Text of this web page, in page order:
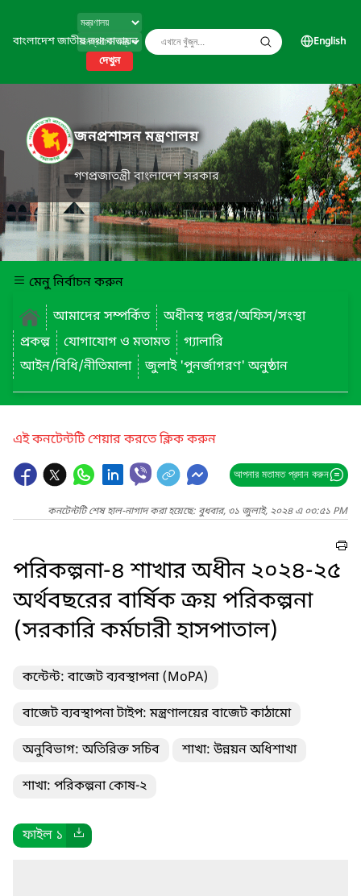
বাংলাদেশ জাতীয় তথ্য বাতায়ন
দেখুন
English
জনপ্রশাসন মন্ত্রণালয়
গণপ্রজাতন্ত্রী বাংলাদেশ সরকার
মেনু নির্বাচন করুন
আমাদের সম্পর্কিত
অধীনস্থ দপ্তর/অফিস/সংস্থা
প্রকল্প
যোগাযোগ ও মতামত
গ্যালারি
আইন/বিধি/নীতিমালা
জুলাই 'পুনর্জাগরণ' অনুষ্ঠান
এই কনটেন্টটি শেয়ার করতে ক্লিক করুন
আপনার মতামত প্রদান করুন
কনটেন্টটি শেষ হাল-নাগাদ করা হয়েছে: বুধবার, ৩১ জুলাই, ২০২৪ এ ০৩:৫১ PM
পরিকল্পনা-৪ শাখার অধীন ২০২৪-২৫
অর্থবছরের বার্ষিক ক্রয় পরিকল্পনা
(সরকারি কর্মচারী হাসপাতাল)
কন্টেন্ট: বাজেট ব্যবস্থাপনা (MoPA)
বাজেট ব্যবস্থাপনা টাইপ: মন্ত্রণালয়ের বাজেট কাঠামো
অনুবিভাগ: অতিরিক্ত সচিব শাখা: উন্নয়ন অধিশাখা
শাখা: পরিকল্পনা কোষ-২
ফাইল ১